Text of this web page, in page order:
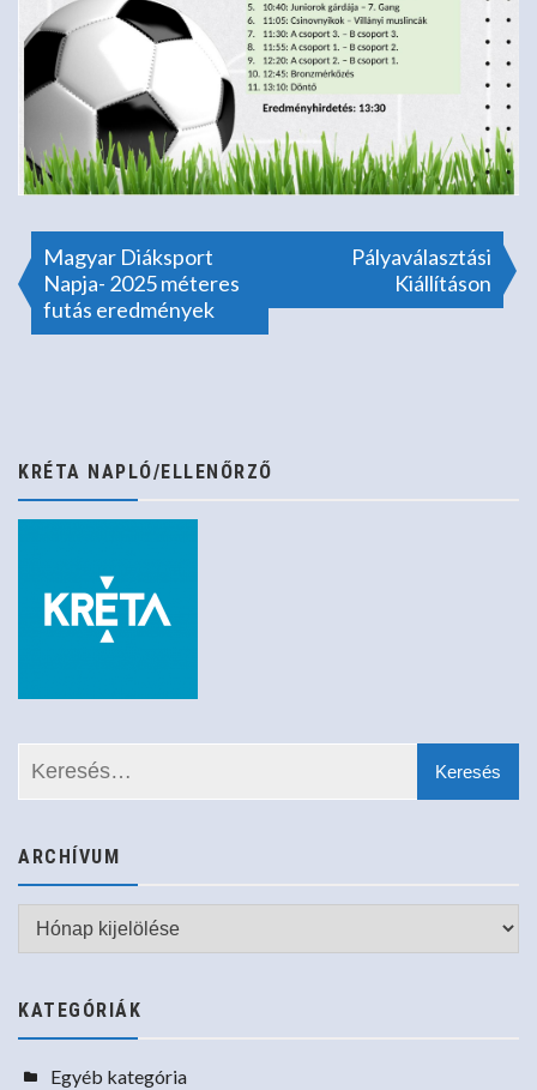
Bejegyzés
navigáció
Magyar Diáksport
Napja- 2025 méteres
futás eredmények
Pályaválasztási
Kiállításon
KRÉTA NAPLÓ/ELLENŐRZŐ
ARCHÍVUM
Archívum
KATEGÓRIÁK
Egyéb kategória